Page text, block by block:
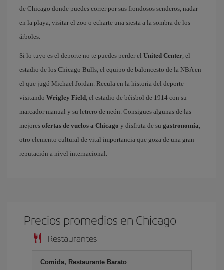
de Chicago donde puedes correr por sus frondosos senderos, nadar
en la playa, visitar el zoo o echarte una siesta a la sombra de los
árboles.
Si lo tuyo es el deporte no te puedes perder el United Center, el
estadio de los Chicago Bulls, el equipo de baloncesto de la NBA en
el que jugó Michael Jordan. Recula en la historia del deporte
visitando Wrigley Field, el estadio de béisbol de 1914 con su
marcador manual y su letrero de neón. Consigues algunas de las
mejores ofertas de vuelos a Chicago y disfruta de su gastronomía,
otro elemento cultural de vital importancia que goza de una gran
reputación a nivel internacional.
Precios promedios en Chicago
Restaurantes
Comida, Restaurante Barato